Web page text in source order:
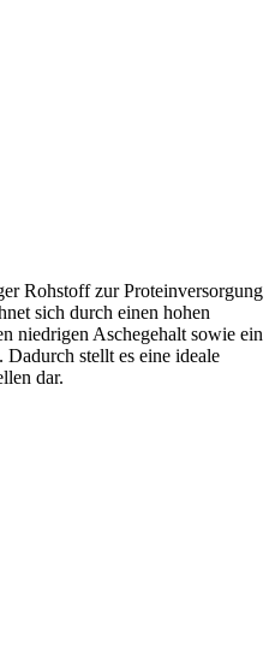
Rohstoff zur Proteinversorgung
sich durch einen hohen
niedrigen Aschegehalt sowie ein
stellt es eine ideale
dar.